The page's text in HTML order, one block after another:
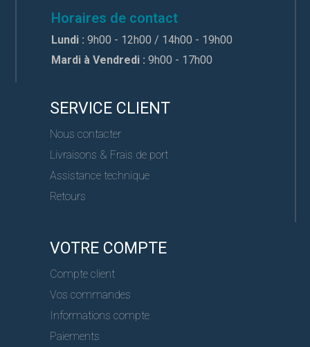
Horaires de contact
Lundi : 9h00 - 12h00 / 14h00 - 19h00
Mardi à Vendredi : 9h00 - 17h00
SERVICE CLIENT
Nous contacter
Livraisons & Frais de port
Assistance technique
Retours
VOTRE COMPTE
Compte client
Vos commandes
Informations compte
Paiements